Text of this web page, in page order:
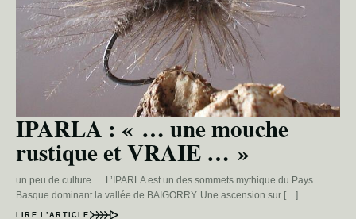
IPARLA : « … une mouche
rustique et VRAIE … »
un peu de culture … L’IPARLA est un des sommets mythique du Pays
Basque dominant la vallée de BAIGORRY. Une ascension sur […]
LIRE L’ARTICLE